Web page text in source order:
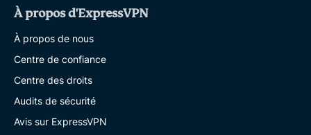
À propos d'ExpressVPN
À propos de nous
Centre de confiance
Centre des droits
Audits de sécurité
Avis sur ExpressVPN